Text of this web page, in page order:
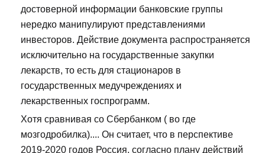
достоверной информации банковские группы
нередко манипулируют представлениями
инвесторов. Действие документа распространяется
исключительно на государственные закупки
лекарств, то есть для стационаров в
государственных медучреждениях и
лекарственных госпрограмм.
Хотя сравнивая со Сбербанком ( во где
мозгодробилка).... Он считает, что в перспективе
2019-2020 годов Россия, согласно плану действий